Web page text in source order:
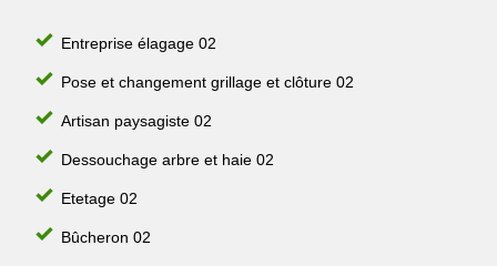
Entreprise élagage 02
Pose et changement grillage et clôture 02
Artisan paysagiste 02
Dessouchage arbre et haie 02
Etetage 02
Bûcheron 02